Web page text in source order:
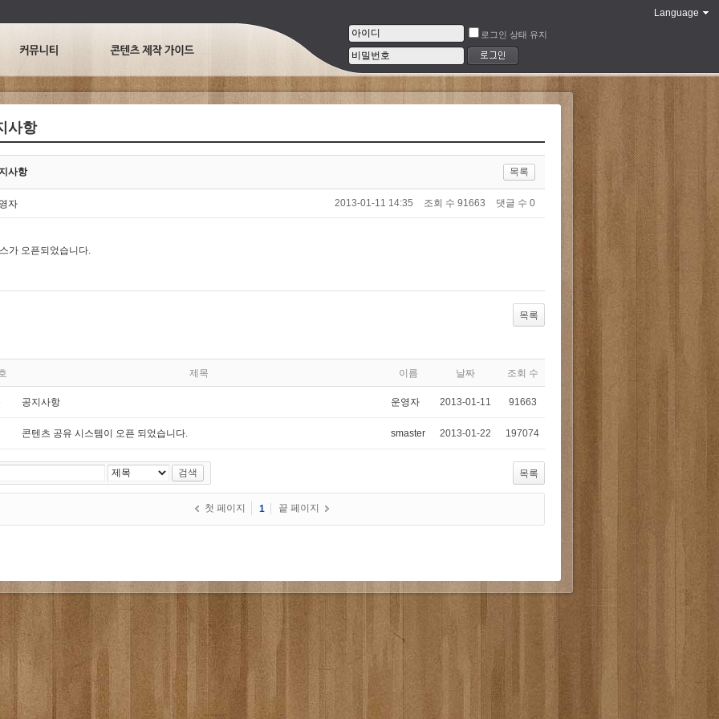
Language
로그인 상태 유지
사항
사항 목록
자 2013-01-11 14:35 조회 수 91663 댓글 수 0
가 오픈되었습니다.
목록
제목 이름 날짜 조회 수
공지사항 운영자 2013-01-11 91663
콘텐츠 공유 시스템이 오픈 되었습니다. smaster 2013-01-22 197074
목록
검색
첫 페이지 1 끝 페이지